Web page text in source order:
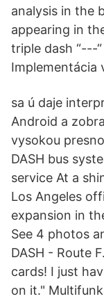
analysis in the
appearing in
triple dash “---
Implementácia
sa ú daje
Android a
vysokou
DASH bus
service At a
Los Angeles
expansion in
See 4 photos
DASH - Route
cards! I just
on it."